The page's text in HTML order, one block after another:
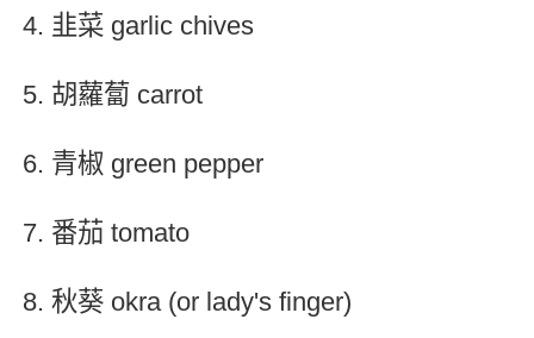
韭菜 garlic chives
胡蘿蔔 carrot
青椒 green pepper
番茄 tomato
秋葵 okra (or lady's finger)